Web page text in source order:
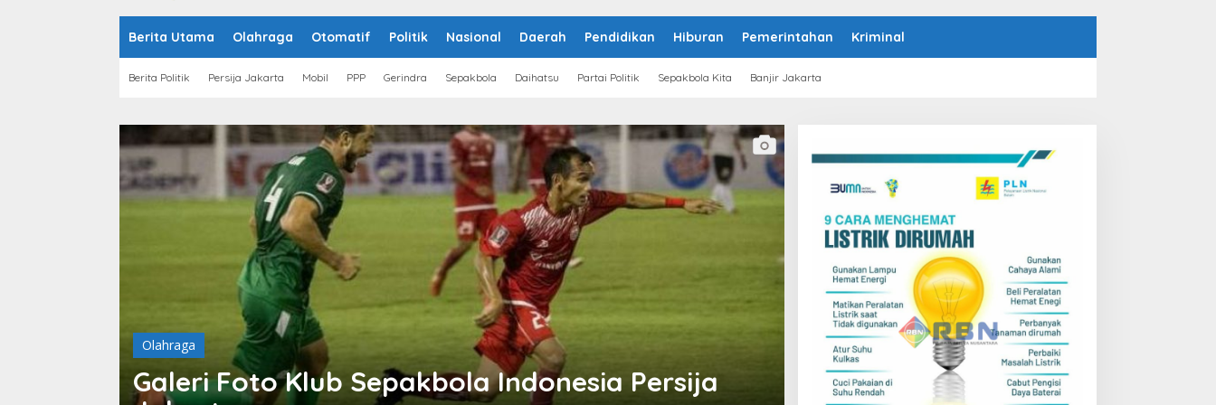
Berita Utama Olahraga Otomatif Politik Nasional Daerah Pendidikan Hiburan Pemerintahan Kriminal
Berita Politik Persija Jakarta Mobil PPP Gerindra Sepakbola Daihatsu Partai Politik Sepakbola Kita Banjir Jakarta
Olahraga
Galeri Foto Klub Sepakbola Indonesia Persija